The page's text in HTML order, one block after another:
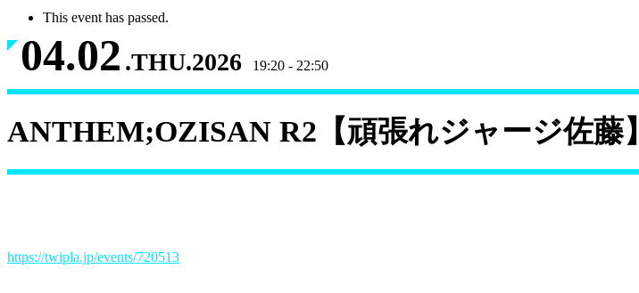
This event has passed.
04.02 .THU.2026 19:20 - 22:50
ANTHEM;OZISAN R2【頑張れジャージ佐藤】
https://twipla.jp/events/720513